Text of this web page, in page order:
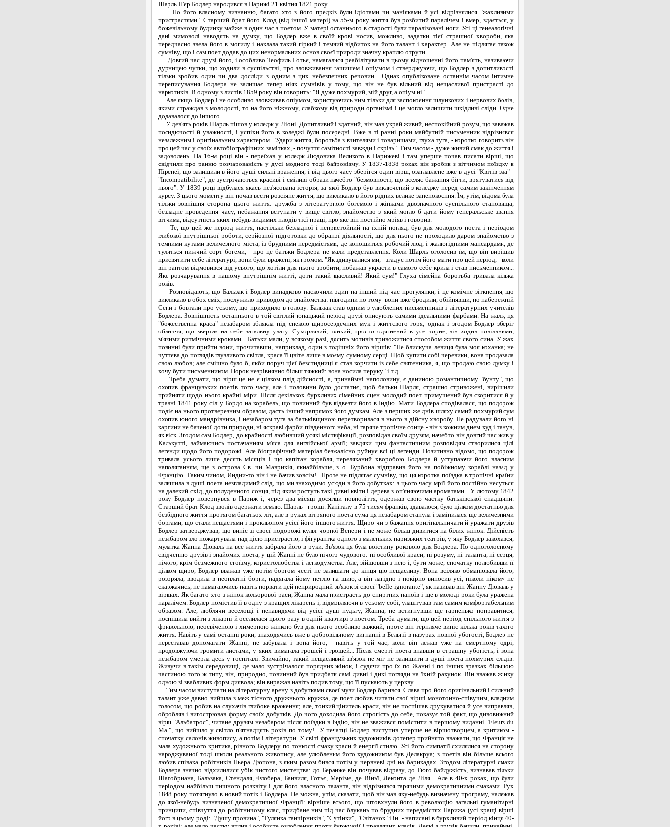
Шарль П'єр Бодлер народився в Парижі 21 квітня 1821 року.
По його власному визнанню, багато хто з його предків були ідіотами чи маніяками й усі відрізнялися "жахливими
пристрастями". Старший брат його Клод (від іншої матері) на 55-м року життя був розбитий паралічем і вмер, здається, у
божевільному будинку майже в один час з поетом. У матері останнього в старості були паралізовані ноги. Усі ці генеалогічні
дані мимоволі наводять на думку, що Бодлер вже в своїй крові носив, можливо, задатки тієї страшної хвороби, яка
передчасно звела його в могилу і наклала такий гіркий і темний відбиток на його талант і характер. Але не підлягає також
сумніву, що і сам поет додав до цих ненормальних основ своєї природи значну краплю отрути.
Довгий час друзі його, і особливо Теофиль Готьє, намагалися реабілітувати в цьому відношенні його пам'ять, називаючи
дурницею чутки, що ходили в суспільстві, про зловживання гашишем і опіумом і стверджуючи, що Бодлер з допитливості
тільки зробив один чи два досліди з одним з цих небезпечних речовин... Однак опубліковане останнім часом інтимне
переписування Бодлера не залишає тепер ніяк сумнівів у тому, що він не був вільний від нещасливої пристрасті до
наркотиків. В одному з листів 1859 року він говорить: "Я дуже похмурий, мій друг, а опіум ні".
Але якщо Бодлер і не особливо зловживав опіумом, користуючись ним тільки для заспокоєння шлункових і нервових болів,
якими страждав з молодості, то на його ніжному, слабкому від природи організмі і це могло залишити шкідливі сліди. Одне
додавалося до іншого.
У дев'ять років Шарль пішов у коледж у Ліоні. Допитливий і здатний, він мав украй живий, неспокійний розум, що заважав
посидючості й уважності, і успіхи його в коледжі були посередні. Вже в ті ранні роки майбутній письменник відрізнявся
незалежним і оригінальним характером. "Удари життя, боротьба з вчителями і товаришами, глуха туга, - коротко говорить він
про цей час у своїх автобіографічних замітках, - почуття самітності завжди і скрізь". Тим часом - дуже живий смак до життя і
задоволень. На 16-м році він - переїхав у коледж Людовика Великого в Парижеві і там уперше почав писати вірші, що
свідчили про ранню розчарованість у дусі модного тоді байронізму. У 1837-1838 роках він зробив з вітчимом поїздку в
Піренеї, що залишили в його душі сильні враження, і від цього часу зберігся один вірш, озаглавлене вже в дусі "Квітів зла" -
"Incompatibilite", де зустрічаються красиві і сміливі образи начебто "безмовності, що вселяє бажання бігти, врятуватися від
нього". У 1839 році відбулася якась нез'ясована історія, за якої Бодлер був виключений з коледжу перед самим закінченням
курсу. З цього моменту він почав вести розсіяне життя, що викликало в його рідних велике занепокоєння. Їм, утім, відома була
тільки зовнішня сторона цього життя: дружба з літературною богемою і жінками двозначного суспільного становища,
безладне проведення часу, небажання вступати у вище світло, знайомство з який могло б дати йому генеральське звання
вітчима, відсутність яких-небудь видимих плодів тієї праці, про яке він постійно мріяв і говорив.
Те, що цей же період життя, настільки безладної і непристойний на їхній погляд, був для молодого поета і періодом
глибокої внутрішньої роботи, серйозної підготовки до обраної діяльності, що для нього не проходило даром знайомство з
темними кутами величезного міста, із брудними передмістями, де копошиться робочий люд, і жалюгідними мансардами, де
тулиться нижчий сорт богеми, - про це батьки Бодлера не мали представлення. Коли Шарль оголосив їм, що він вирішив
присвятити себе літературі, вони були вражені, як громом. "Як здивувалися ми, - згадує потім його мати про цей період, - коли
він раптом відмовився від усього, що хотіли для нього зробити, побажав украсти в самого себе крила і став письменником...
Яке розчарування в нашому внутрішнім житті, доти такий щасливий! Який сум!" Глуха сімейна боротьба тривала кілька
років.
Розповідають, що Бальзак і Бодлер випадково наскочили один на інший під час прогулянки, і це комічне зіткнення, що
викликало в обох сміх, послужило приводом до знайомства: півгодини по тому вони вже бродили, обійнявши, по набережній
Сени і бовтали про усьому, що приходило в голову. Бальзак став одним з улюблених письменників і літературних учителів
Бодлера. Зовнішність останнього в той світлий юнацький період друзі описують самими ідеальними фарбами. На жаль, ця
"божественна краса" незабаром зблякла під спекою щиросердечних мук і життєвого горя; однак і згодом Бодлер зберіг
обличчя, що звертає на себе загальну увагу. Сухорлявий, тонкий, просто одягнений в усе чорне, він ходив повільними,
м'якими ритмічними кроками... Батьки мали, у всякому разі, досить мотивів тривожитися способом життя свого сина. У жах
повинні були прийти вони, прочитавши, наприклад, один з тодішніх його віршів: "Не блискуча левиця була моя коханка; не
чуттєва до поглядів глузливого світла, краса її цвіте лише в моєму сумному серці. Щоб купити собі черевики, вона продавала
свою любов; але смішно було б, якби поруч цієї безстидниці я став корчити із себе святенника, я, що продаю свою думку і
хочу бути письменником. Порок незрівнянно більш тяжкий: вона носила перуку" і т.д.
Треба думати, що вірш це не є цілком плід дійсності, а, принаймні наполовину, є даниною романтичному "бунту", що
охопив французьких поетів того часу, але і половини було достатнє, щоб батьки Шарля, страшно стривожені, вирішили
прийняти щодо нього крайні міри. Після декількох бурхливих сімейних сцен молодий поет примушений був скоритися й у
травні 1841 року сіл у Бордо на корабель, що повинний був відвезти його в Індію. Мати Бодлера сподівалася, що подорож
подіє на нього протверезним образом, дасть інший напрямок його думкам. Але з перших же днів шляху самий похмурий сум
охопив юного мандрівника, і незабаром туга за батьківщиною перетворилася в нього в дійсну хворобу. Не радували його ні
картини не баченої доти природи, ні яскраві фарби південного неба, ні гаряче тропічне сонце - він з кожним днем худ і танув,
як віск. Згодом сам Бодлер, до крайності любивший усякі містифікації, розповідав своїм друзям, начебто він довгий час жив у
Калькутті, займаючись постачанням м'яса для англійської армії; завдяки цим фантастичним розповідям створилися цілі
легенди щодо його подорожі. Але біографічний матеріал безжалісно руйнує всі ці легенди. Позитивно відомо, що подорож
тривала усього лише десять місяців і що капітан корабля, переляканий хворобою Бодлера й уступаючи його власним
наполяганням, ще з острова Св. чи Маврикія, якнайбільше, з о. Бурбона відправив його на побіжному кораблі назад у
Францію. Таким чином, Индии-то він і не бачив зовсім!.. Проте не підлягає сумніву, що ця коротка поїздка в тропічні країни
залишила в душі поета незгладимий слід, що ми знаходимо усюди в його добутках: з цього часу мрії його постійно несуться
на далекий схід, до полуденного сонця, під яким ростуть такі дивні квіти і дерева з оп'яняючими ароматами... У лютому 1842
року Бодлер повернувся в Париж і, через два місяці досягши повноліття, одержав свою частку батьківської спадщини.
Старший брат Клод зволів одержати землю. Шарль - гроші. Капіталу в 75 тисяч франків, здавалося, було цілком достатньо для
безбідного життя протягом багатьох літ, але в руках вітряного поета сума ця незабаром станула і замінилася ще величезними
боргами, що стали нещастями і прокльоном усієї його іншого життя. Щиро чи з бажання оригінальничати й уражати друзів
Бодлер затверджував, що виніс зі своєї подорожі культ чорної Венери і не може більш дивитися на білих жінок. Дійсність
незабаром зло пожартувала над цією пристрастю, і фігурантка одного з маленьких паризьких театрів, у яку Бодлер закохався,
мулатка Жанна Дюваль на все життя забрала його в руки. Зв'язок ця була воістину роковою для Бодлера. По одноголосному
свідченню друзів і знайомих поета, у цій Жанні не було нічого чудового: ні особливої краси, ні розуму, ні таланта, ні серця,
нічого, крім безмежного егоїзму, користолюбства і легкодумства. Але, зійшовши з нею і, бути може, спочатку полюбивши її
цілком щиро, Бодлер вважав уже потім боргом честі не залишати до кінця цю нещасливу. Вона всіляко обманювала його,
розоряла, вводила в неоплатні борги, надягала йому петлю на шию, а він лагідно і покірно виносив усі, ніколи нікому не
скаржачись, не намагаючись навіть порвати цей неприродний зв'язок зі своєї "belle ignorante", як називав він Жанну Дюваль у
віршах. Як багато хто з жінок кольорової раси, Жанна мала пристрасть до спиртних напоїв і ще в молоді роки була уражена
паралічем. Бодлер помістив її в одну з кращих лікарень і, відмовляючи в усьому собі, улаштував там самим комфортабельним
образом. Але, люблячи веселощі і ненавидячи від усієї душі нудьгу, Жанна, не встигнувши ще гарненько поправитися,
поспішила вийти з лікарні й оселилася цього разу в одній квартирі з поетом. Треба думати, що цей період спільного життя з
фривольною, неосвіченою і химерною жінкою був для нього особливо важкий; проте він терпляче виніс кілька років такого
життя. Навіть у самі останні роки, знаходячись вже в добровільному вигнанні в Бельгії в пазурах повної убогості, Бодлер не
переставав допомагати Жанні; не забувала і вона його, - навіть у той час, коли він лежав уже на смертному одрі,
продовжуючи громити листами, у яких вимагала грошей і грошей... Після смерті поета впавши в страшну убогість, і вона
незабаром умерла десь у госпіталі. Звичайно, такий нещасливий зв'язок не міг не залишити в душі поета похмурих слідів.
Живучи в такім середовищі, де мало зустрічалося порядних жінок, і судячи про їх по Жанні і по інших зразках більшою
частиною того ж типу, він, природно, повинний був придбати самі дивні і дикі погляди на їхній рахунок. Він вважав жінку
одною зі звабливих форм диявола; він виражав навіть подив тому, що її пускають у церкву.
Тим часом виступати на літературну арену з добутками своєї музи Бодлер барився. Слава про його оригінальний і сильний талант уже давно вийшла з меж тісного дружнього кружка, де поет любив читати свої вірші монотонно-співучим, владним голосом, що робив на слухачів глибоке враження; але, тонкий цінитель краси, він не поспішав друкуватися й усе виправляв, обробляв і вигострював форму своїх добутків. До чого доходила його строгість до себе, показує той факт, що дивовижний вірш "Альбатрос", читане друзям незабаром після поїздки в Індію, він не зважився помістити в першому виданні "Fleurs du Mal", що вийшло у світло п'ятнадцять років по тому!.. У печатці Бодлер виступив уперше не віршотворцем, а критиком - спочатку салонів живопису, а потім і літератури. У світі французьких художників дотепер прийнято вважати, що Франція не мала художнього критика, рівного Бодлеру по тонкості смаку краси й енергії стилю. Усі його симпатії схилялися на сторону народжуваної тоді школи реального живопису, але улюбленим його художником був Делакруа; з поетів він більше всього любив співака робітників Пьера Дюпона, з яким разом бився потім у червневі дні на барикадах. Згодом літературні смаки Бодлера значно відхилилися убік чистого мистецтва: до Беранже він почував відразу, до Гюго байдужість, визнавав тільки Шатобриана, Бальзака, Стендаля, Флобера, Банвиля, Готьє, Меріме, де Віньї, Леконта де Ліля... Але в 40-х роках, що були періодом найбільш пишного розквіту і для його власного таланта, він відрізнявся гарячими демократичними смаками. Рух 1848 року потягнуло в новий потік і Бодлера. Не можна, утім, сказати, щоб він мав яку-небудь визначену програму, належав до якої-небудь визначеної демократичної Франції: вірніше всього, що штовхнули його в революцію загальні гуманітарні принципи, співчуття до робітничому клас, придбане ним під час блукань по брудних передмістях Парижа (усі кращі вірші його в цьому роді: "Душу провина", "Гулянка ганчірників", "Сутінки", "Світанок" і ін. - написані в бурхливий період кінця 40-х років); але мало частку вплив і особисте озлоблення проти буржуазії і правлячих класів. Деякі з друзів бачили, принаймні, Бодлера, зі зброєю в руках, що стояв у главі юрби і закликаючи її зруйнувати будинок генерала Опіка, його вітчима. Одночасно за участю у вуличних рухах Бодлер намагався служити демократичним ідеям і на ґрунті журналістики, як редактор одного ефемерного революційного видання, що виходило в 1848 році в Парижеві. Але світлі мрії були незабаром розбиті. Частина вождів демократії чи загинула бігла за кордон (як Віктор Гюго), частина опустила чи голову віддалася хвилі реакції. Споглядальна, лагідна натура нашого поета не була придатна до бойової діяльності ні на поле вуличної, ні на поле чорнильної лайки, і незабаром він відчув у душі своєї страшну пустелю. Простягнути руку уряду Наполеона III він не міг і до кінця залишився осторонь від суспільного пирога, що з такою жадібністю поділяла тоді хижа юрба ренегатів, лицемірних ханжей і раболіпних холопів; але для нього неможливо було і продовження відносин з революціонерами, тому що в переконаннях його, далеких доти якого-небудь твердого обґрунтування, почалася різка еволюція, що скінчилася прямою ворожнечею до всяких демократичних утопій, думками про необхідність для сучасного суспільства католицької релігії і політичного абсолютизму, фантазіями про три стани - воїнів, священиків і поетів... З великий, однак, обережністю треба відноситися до визначення щирого змісту і значення цієї внутрішньої реакції: поет, що написав "Зречення св. Петра", не міг, звичайно, бути правовірним католиком, і папа, напевно, з жахом відхитнувся б від такого сина своєї церкви; уряд Другої імперії, що присудило до знищення збірник "Квітів зла", точно так само не міг би витлумачити у свою користь бодлерівський абсолютизм; нарешті, і буржуазне суспільство, такими темними фарбами змальоване в його творах, не могло вважати його своїм прихильником. Політичні і суспільні погляди Бодлера, оскільки вони виразилися в його автобіографічних замітках, нерідко уражають нас своєю дикістю і реакційністю, але вони не дають ключа до цієї своєрідної душі, - ключа, якому можна відшукати тільки в тих же "Квітах зла". З кінця 1840-х років Бодлер почав також захоплюватися творами знаменитого американського письменника Едгара По, посилено переводячи їх на французьку мову. Безсумнівно, що в обох авторів було в деяких відносинах сильне духовне споріднення, і завдяки він-те Бодлер любив По такий жагучий, що доходила до хворобливого обожнювання любов'ю. Починаючи з 1846 року, він переводив його аж до самої смерті, що пішла в 1867 році, переводив з дивною працьовитістю, незвичайною точністю і вірністю оригіналу, так що дотепер по справедливості визнається зразковим і винятковим перекладачем американського поета. До якої пристрасності доходила ця містична любов Бодлера до По, видно з його інтимного щоденника останнього років життя, де поряд з покійним батьком він вважає дух Эдгара По своїм заступником перед вищим милосердям... Довго барився Бодлер з обнародуванням своїх оригінальних віршів, і тільки влітку 1857 року збірник "Квітів зла" побачив нарешті світло. Автору було в цей час уже 36 років... "Квіти зла" були динамітною бомбою, що упала в буржуазне суспільство Другої імперії. Вище я говорив уже про прийом, зробленому йому у Франції. Поет почував себе знищеним, роздавленим несправедливим осудом його книги як аморальної й антирелігійний. Він вважав себе зганьбленим, позбавленим назавжди честі... "Хіба актор, що виступає на сцені, - з гіркотою говорив він, - відповідальний за ролі злочинців, їм зображуваних? Чи не мав я права, навіть чи не був зобов'язаний із щонайможливою досконалістю пристосувати свій розум і талант до всіляких софізмам і видам розбещеності свого століття?" А дев'ять років по тому, у хвилину озлоблення і відвертості, він так висловився про свою книгу в одному з інтимних листів: "У цю жорстоку книгу я уклав усю мою думку і серце, усю мою ніжність і ненависть, усю мою релігію... І якби я написав протилежне, якби клявся всіма богами, що цей твір чистого мистецтва, мавпування, жонглерства, то я брехав би самим безсоромним образом!" Одне, у всякому разі, безперечно, що "Квіти зла" аж ніяк не були твором чистого мистецтва. Але лихо в тім, що судді поета мали занадто мідні чола, щоб зрозуміти тенденцію, що била прямо в очі кожному безсторонньому судде і цінителю. Ханжам і фарисеям не було справи до внутрішнього змісту, до душі добутку, а важливіше всего було дотримання чисте зовнішніх умов пуризму, - і от "Квітам зла" був винесений з поліції вдач обвинувальний вердикт. Власне кажучи, у даний час, коли французький натуралізм привчив нас до такій страшній часом відвертості мови, читач, знайомий доти з Бодлером лише по слухах, узявши його книгу в руки, не зрозуміє навіть змісту цього осуду: де ж отут цинізм, аморальність? Адже не говорячи вже про дух книги, у змісті форми, мови це не більш як дитячий белькіт у порівнянні з Мопассаном, Катуллом, Мендесом, Гюисмансом і іншими новітніми письменниками? І справді: головною причиною осуду книги було, безсумнівно, її заголовок, що давав привід думати, що автор співчуває зображуваному в ній "злу", щиро вважає "квітами" (хоча і квіти бувають адже різні?) усі намальовані в ній жахи. Будь уся книга озаглавлена "Спліном і ідеалом", як називається перший, найбільший і коштовний відділ її, і осуду, бути може, не пішло б, а тим часом "Сплін і ідеал" навіть більше підходило б до назви всього збірника, чим "Квіти зла", і якщо поет вибрав все-таки останнє, то, звичайно, віддаючи головним чином данина романтичному бунту епохи і природної своєї пристрасті до іронії і містифікацій усякого роду. У 1861 році виходить уже друге видання "Квітів зла" з додатком 35 нових п'єс, у тому числі "Альбатроса", "Маленьких бабусь", із приводу яких Гюго виразився, що Бодлер створив "новий рід трепету" (1е nouvean frisson), і "Подорожі", цього оригінального гімну смерті, що таким похмурим акордом укладає збірник. З початку 1862 року ми бачимо поета вже в повній владі в страшної недуги. Постійні нервові болі, блювоти і запаморочення відтепер уже не переставали його мучити. Іноді він з'являвся ще в розважальних місцях, але похмурий, відлюдний, лякаючи своїм видом молодих дівчин. Куди поділася його колишня дотепність, весела балакучість і пристрасть до фланерства, що перемінилася тепер жовчним невдоволенням усім навколишнім! Закоханий колись у Париж, у його гучне життя, у його блиск і бруд, розкіш і убогість, красиві принади і гнійні виразки, тепер він почував до цього відраза. Паралельно з ходом хвороби росли і борги, охоплюючи його залізним кільцем нестатку і моральних зобов'язань... А тим часом літературний заробіток Бодлера був незначний. Цей рід праці і взагалі давав у ті часи у Франції дуже мало, за винятком хіба три^-двох-трьох знаменитостей, а творча продуктивність Бодлера була до того ж дивно невелика, завдяки почасти його строгому відношенню до свого таланта, а почасти і лінощів. Працьовитість, що він так високо цінував, ставлячи навіть вище натхнення, у ньому самому було дуже мало, і збереглося чимало анекдотів про тім, до яких вивертів прибігав він для приборкання своєї ліні і як остання все-таки брала большею частиною верх. Тепер, з розвитком хвороби, про великі літературні заробітки чогось було і думати. У довершення нещастя видавець Бодлера і друг його, Кулі де Малясси, погорів, і Бодлер, як завжди шляхетний і самовідданий, рахував своїм боргом зв'язати відтепер свою долю з його судьбою і розділити з ним усі наслідки краху. Нарешті він схопився за пропозицію бельгійських художників прочитати в Брюсселеві ряд публічних лекцій про мистецтво і, уже зовсім хворий, поїхав туди в квітні 1864 року, окрилений новими надіями. Перші лекції мали величезний успіх, але всі мрії незабаром розлетілися порохом, тому що антрепренер надув і замість обіцяних 500 франків за лекцію став платити спочатку по 100, а потім і по 50 фр., - сума, зовсім недостатня навіть для убогого існування. Незабаром по